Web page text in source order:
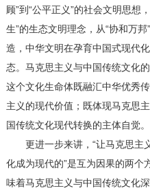
顾”到“公平正义”的社会文明思想
生”的生态文明理念，从“协和万
造，中华文明在孕育中国式现代
态。马克思主义与中国传统文化
这个文化生命体既融汇中华优秀
主义的现代价值；既体现马克思
国传统文化现代转换的主体自觉。
更进一步来讲，“让马克思主义
化成为现代的”是互为因果的两个
味着马克思主义与中国传统文化